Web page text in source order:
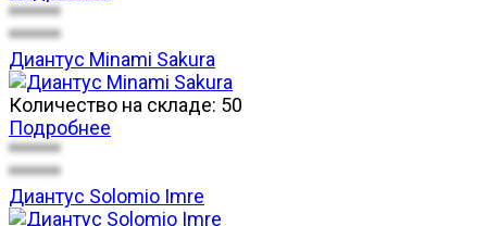
******
******
Диантус Minami Sakura
Количество на складе: 50
Подробнее
******
******
Диантус Solomio Imre